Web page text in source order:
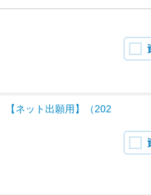
【ネット出願用】（202